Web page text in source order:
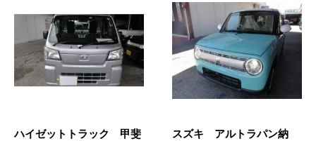
ハイゼットトラック 甲斐
スズキ アルトラパン納